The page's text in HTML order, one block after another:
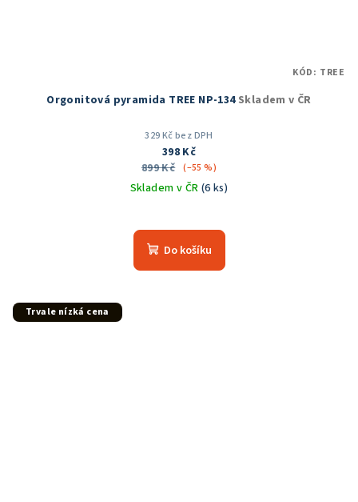
Orgonitová pyramida TREE NP-134Skladem v ČR
329 Kč bez DPH
398 Kč
899 Kč (–55 %)
Skladem v ČR (6 ks)
Do košíku
KÓD: TREE
Trvale nízká cena